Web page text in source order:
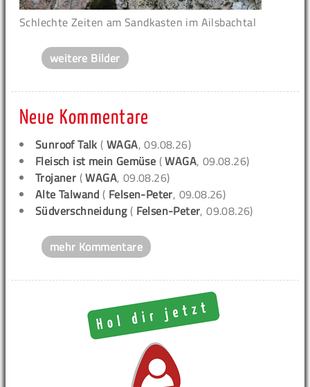
Schlechte Zeiten am Sandkasten im Ailsbachtal
weitere Bilder
Neue Kommentare
Sunroof Talk (WAGA, 09.08.26)
Fleisch ist mein Gemüse (WAGA, 09.08.26)
Trojaner (WAGA, 09.08.26)
Alte Talwand ( Felsen-Peter, 09.08.26)
Südverschneidung( Felsen-Peter, 09.08.26)
mehr Kommentare